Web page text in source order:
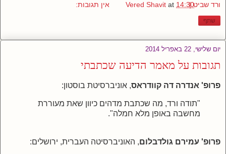
ורד שביט | Vered Shavit at 14:30 אין תגובות:
שתף
יום שלישי, 22 באפריל 2014
תגובות על מאמר הדיעה שכתבתי
פרופ' אנדרה דה קוודראס, אוניברסיטת בוסטון:
"תודה ורד, מה שכתבת מדהים כיוון שאת מעוררת
מחשבה באופן מלא חמלה".
פרופ' עמירם גולדבלום, האוניברסיטה העברית, ירושלים: